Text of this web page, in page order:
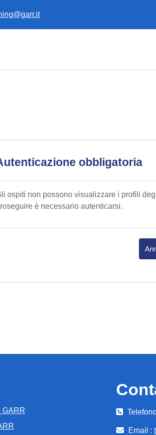
obbligatoria
ospiti non possono visualizzare i profili
è necessario autenticarsi.
GARR
Email :